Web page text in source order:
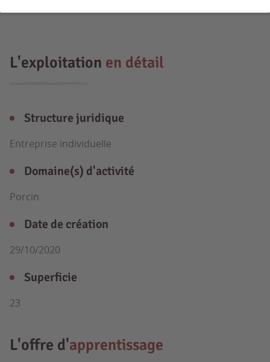
L'exploitation en détail
Structure juridique
Entreprise individuelle
Domaine(s) d'activité
Porcin
Date de création
29/10/2020
Superficie
23
L'offre d'apprentissage